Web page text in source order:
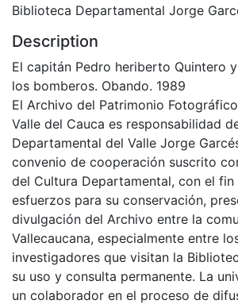
Biblioteca Departamental Jorge
Description
El capitán Pedro heriberto Quintero
los bomberos. Obando. 1989
El Archivo del Patrimonio
Valle del Cauca es responsabilidad
Departamental del Valle Jorge
convenio de cooperación suscrito
del Cultura Departamental, con el fin
esfuerzos para su conservación,
divulgación del Archivo entre la
Vallecaucana, especialmente entre
investigadores que visitan la
su uso y consulta permanente. La
un colaborador en el proceso de